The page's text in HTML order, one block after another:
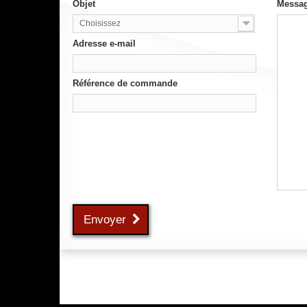
Objet
Choisissez
Adresse e-mail
Référence de commande
Envoyer